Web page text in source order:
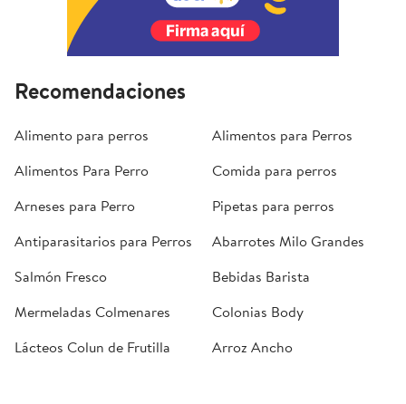
Recomendaciones
Alimento para perros
Alimentos para Perros
Alimentos Para Perro
Comida para perros
Arneses para Perro
Pipetas para perros
Antiparasitarios para Perros
Abarrotes Milo Grandes
Salmón Fresco
Bebidas Barista
Mermeladas Colmenares
Colonias Body
Lácteos Colun de Frutilla
Arroz Ancho